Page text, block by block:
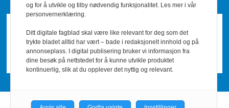
og for å utvikle og tilby nødvendig funksjonalitet. Les mer i vår
personvernerklæring.
Ditt digitale fagblad skal være like relevant for deg som det
trykte bladet alltid har vært – bade i redaksjonelt innhold og på
annonseplass. I digital publisering bruker vi informasjon fra
dine besøk på nettstedet for å kunne utvikle produktet
kontinuerlig, slik at du opplever det nyttig og relevant.